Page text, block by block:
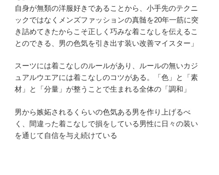
自身が無類の洋服好きであることから、小手先のテクニ
ックではなくメンズファッションの真髄を20年一筋に突
き詰めてきたからこそ正しく巧みな着こなしを伝えるこ
とのできる、男の色気を引き出す装い改善マイスター」
スーツには着こなしのルールがあり、ルールの無いカジ
ュアルウエアには着こなしのコツがある。「色」と「素
材」と「分量」が整うことで生まれる全体の「調和」
男から嫉妬されるくらいの色気ある男を作り上げるべ
く、間違った着こなしで損をしている男性に日々の装い
を通じて自信を与え続けている